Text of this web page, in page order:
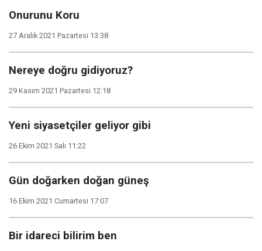
Onurunu Koru
27 Aralık 2021 Pazartesi 13:38
Nereye doğru gidiyoruz?
29 Kasım 2021 Pazartesi 12:18
Yeni siyasetçiler geliyor gibi
26 Ekim 2021 Salı 11:22
Gün doğarken doğan güneş
16 Ekim 2021 Cumartesi 17:07
Bir idareci bilirim ben